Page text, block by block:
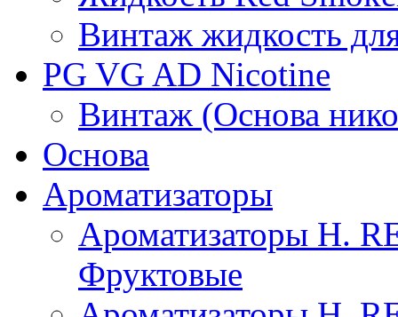
Винтаж жидкость
PG VG AD Nicotine
Винтаж (Основа
Основа
Ароматизаторы
Ароматизаторы H.
Фруктовые